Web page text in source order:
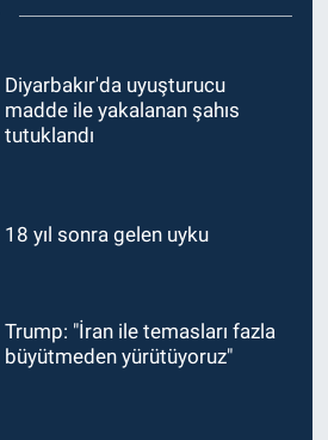
Diyarbakır'da uyuşturucu
madde ile yakalanan şahıs
tutuklandı
18 yıl sonra gelen uyku
Trump: "İran ile temasları fazla
büyütmeden yürütüyoruz"